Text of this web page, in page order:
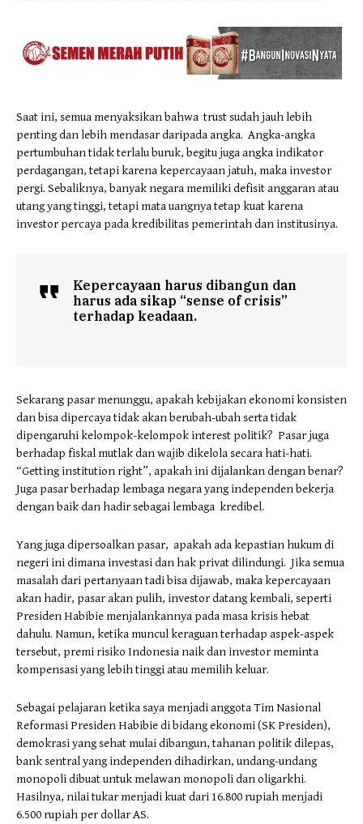
Saat ini, semua menyaksikan bahwa trust sudah jauh lebih
penting dan lebih mendasar daripada angka. Angka-angka
pertumbuhan tidak terlalu buruk, begitu juga angka indikator
perdagangan, tetapi karena kepercayaan jatuh, maka investor
pergi. Sebaliknya, banyak negara memiliki defisit anggaran atau
utang yang tinggi, tetapi mata uangnya tetap kuat karena
investor percaya pada kredibilitas pemerintah dan institusinya.
Kepercayaan harus dibangun dan
harus ada sikap “sense of crisis”
terhadap keadaan.
Sekarang pasar menunggu, apakah kebijakan ekonomi konsisten
dan bisa dipercaya tidak akan berubah-ubah serta tidak
dipengaruhi kelompok-kelompok interest politik? Pasar juga
berhadap fiskal mutlak dan wajib dikelola secara hati-hati.
“Getting institution right”, apakah ini dijalankan dengan benar?
Juga pasar berhadap lembaga negara yang independen bekerja
dengan baik dan hadir sebagai lembaga kredibel.
Yang juga dipersoalkan pasar, apakah ada kepastian hukum di
negeri ini dimana investasi dan hak privat dilindungi. Jika semua
masalah dari pertanyaan tadi bisa dijawab, maka kepercayaan
akan hadir, pasar akan pulih, investor datang kembali, seperti
Presiden Habibie menjalankannya pada masa krisis hebat
dahulu. Namun, ketika muncul keraguan terhadap aspek-aspek
tersebut, premi risiko Indonesia naik dan investor meminta
kompensasi yang lebih tinggi atau memilih keluar.
Sebagai pelajaran ketika saya menjadi anggota Tim Nasional
Reformasi Presiden Habibie di bidang ekonomi (SK Presiden),
demokrasi yang sehat mulai dibangun, tahanan politik dilepas,
bank sentral yang independen dihadirkan, undang-undang
monopoli dibuat untuk melawan monopoli dan oligarkhi.
Hasilnya, nilai tukar menjadi kuat dari 16.800 rupiah menjadi
6.500 rupiah per dollar AS.